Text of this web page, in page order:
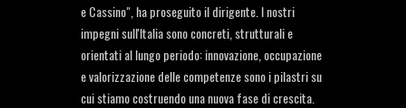
e Cassino", ha proseguito il dirigente. I nostri
impegni sull'Italia sono concreti, strutturali e
orientati al lungo periodo: innovazione, occupazione
e valorizzazione delle competenze sono i pilastri su
cui stiamo costruendo una nuova fase di crescita.